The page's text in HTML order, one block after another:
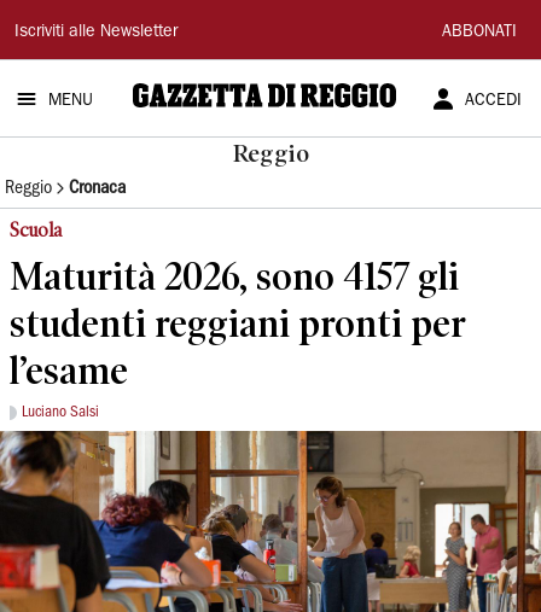
Gazzetta
di
Reggio
Iscriviti alle Newsletter ABBONATI
MENU ACCEDI
Reggio
Reggio Cronaca
Scuola
Maturità 2026, sono 4157 gli
studenti reggiani pronti per
l’esame
Luciano Salsi